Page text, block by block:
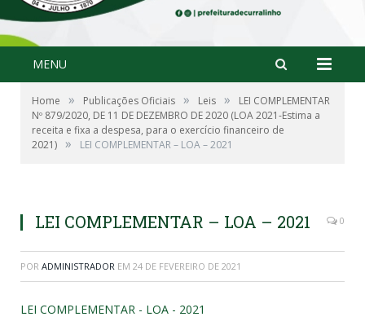
MENU
Home » Publicações Oficiais » Leis »
LEI COMPLEMENTAR
Nº 879/2020, DE 11 DE DEZEMBRO DE 2020 (LOA 2021-Estima a
receita e fixa a despesa, para o exercício financeiro de
2021) » LEI COMPLEMENTAR – LOA – 2021
LEI COMPLEMENTAR – LOA – 2021 0
POR ADMINISTRADOR EM 24 DE FEVEREIRO DE 2021
LEI COMPLEMENTAR - LOA - 2021